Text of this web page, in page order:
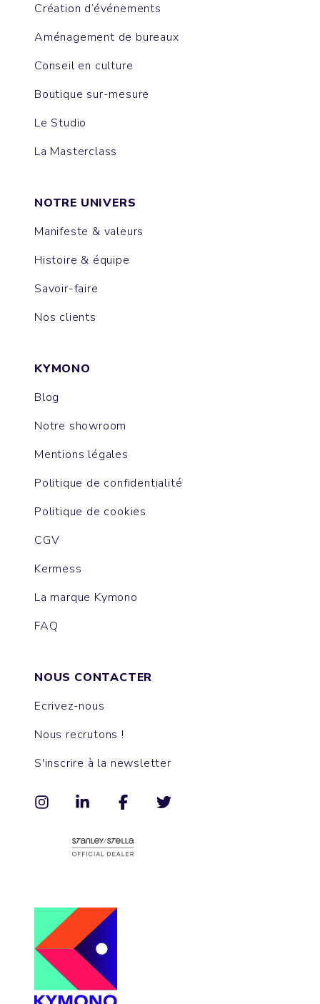
Création d’événements
Aménagement de bureaux
Conseil en culture
Boutique sur-mesure
Le Studio
La Masterclass
NOTRE UNIVERS
Manifeste & valeurs
Histoire & équipe
Savoir-faire
Nos clients
KYMONO
Blog
Notre showroom
Mentions légales
Politique de confidentialité
Politique de cookies
CGV
Kermess
La marque Kymono
FAQ
NOUS CONTACTER
Ecrivez-nous
Nous recrutons !
S'inscrire à la newsletter